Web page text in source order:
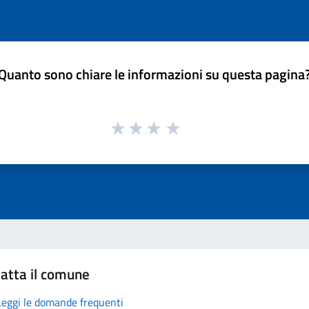
sono chiare le informazioni su questa
il comune
le domande frequenti